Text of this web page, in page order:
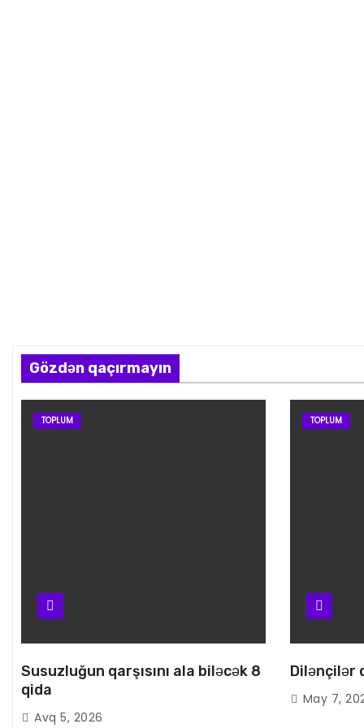
Gözdən qaçırmayın
TOPLUM
Susuzluğun qarşısını ala biləcək 8
qida
Avq 5, 2026
TOPLUM
Dilənçilər
May 7,